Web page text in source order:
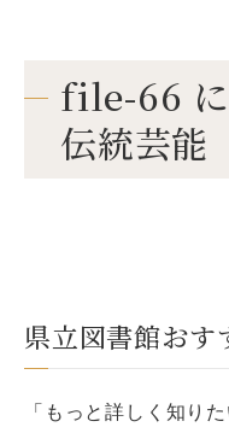
file-66 に
伝統芸能
県立図書館おす
「もっと詳しく知り